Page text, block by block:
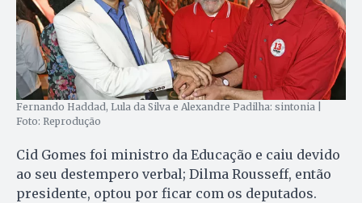
Fernando Haddad, Lula da Silva e Alexandre Padilha: sintonia |
Foto: Reprodução
Cid Gomes foi ministro da Educação e caiu devido
ao seu destempero verbal; Dilma Rousseff, então
presidente, optou por ficar com os deputados.